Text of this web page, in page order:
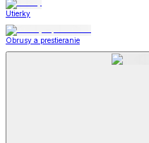
Utierky
Obrusy a prestieranie